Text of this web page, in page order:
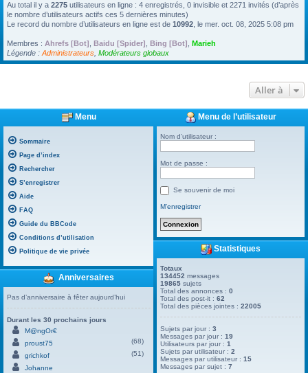
Au total il y a 2275 utilisateurs en ligne : 4 enregistrés, 0 invisible et 2271 invités (d’après
le nombre d’utilisateurs actifs ces 5 dernières minutes)
Le record du nombre d’utilisateurs en ligne est de 10992 , le mer. oct. 08, 2025 5:08 pm
Membres : Ahrefs [Bot] Baidu [Spider] Bing [Bot]
Marieh
Légende : Administrateurs Modérateurs globaux
Aller à
Menu
Sommaire
Page d’index
Rechercher
S’enregistrer
Aide
FAQ
Guide du BBCode
Conditions d’utilisation
Politique de vie privée
Anniversaires
Pas d’anniversaire à fêter aujourd’hui
Durant les 30 prochains jours
M@ngOr€
proust75
(68)
grichkof
(51)
Johanne
Menu de l’utilisateur
Nom d’utilisateur :
Mot de passe :
Se souvenir de moi
M’enregistrer
Statistiques
Totaux
134452 messages
19865 sujets
Total des annonces :0
Total des post-it :62
Total des pièces jointes :22005
Sujets par jour :3
Messages par jour :19
Utilisateurs par jour :1
Sujets par utilisateur :2
Messages par utilisateur :15
Messages par sujet :7